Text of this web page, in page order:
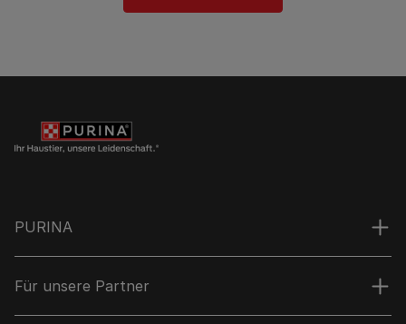
PURINA
Für unsere Partner